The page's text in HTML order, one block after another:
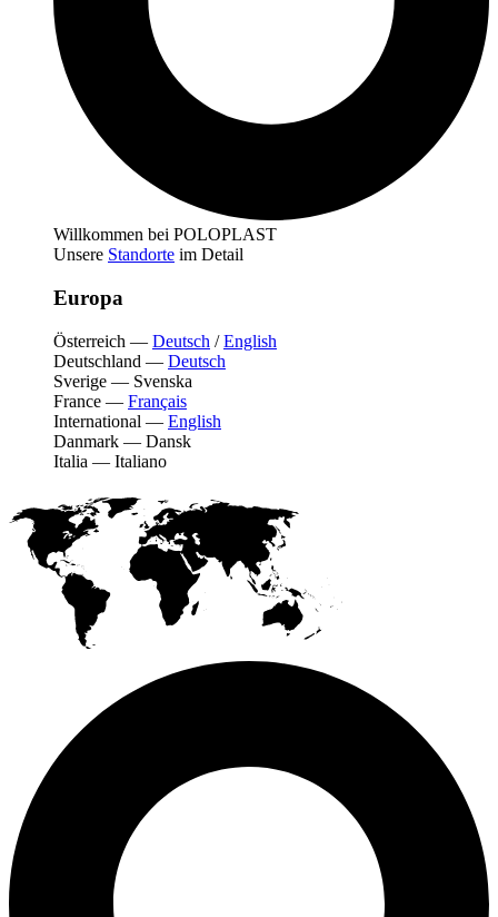
Willkommen bei POLOPLAST
Unsere Standorte im Detail
Europa
Österreich — Deutsch /English
Deutschland — Deutsch
Sverige — Svenska
France — Français
International — English
Danmark — Dansk
Italia — Italiano